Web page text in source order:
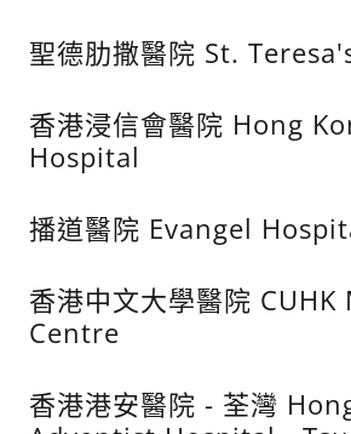
聖德肋撒醫院 St.
香港浸信會醫院 Hong
Hospital
播道醫院 Evangel
香港中文大學醫院 CUHK
Centre
香港港安醫院 - 荃灣